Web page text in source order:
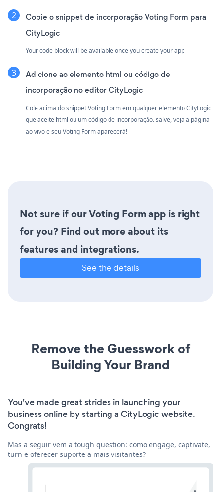
Copie o snippet de incorporação Voting Form para
CityLogic
Your code block will be available once you create your app
Adicione ao elemento html ou código de
incorporação no editor CityLogic
Cole acima do snippet Voting Form em qualquer elemento CityLogic
que aceite html ou um código de incorporação. salve, veja a página
ao vivo e seu Voting Form aparecerá!
Not sure if our Voting Form app is right
for you? Find out more about its
features and integrations.
See the details
Remove the Guesswork of
Building Your Brand
You've made great strides in launching your
business online by starting a CityLogic website.
Congrats!
Mas a seguir vem a tough question: como engage, captivate,
turn e oferecer suporte a mais visitantes?